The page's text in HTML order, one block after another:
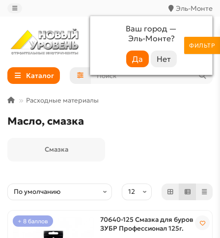
ФИЛЬТР
Эль-Монте
Ваш город —
Эль-Монте?
+7 (988) 233-44-52
Каталог
Расходные материалы
Масло, смазка
Смазка
+ 8 баллов
70640-125 Смазка для буров
ЗУБР Профессионал 125г.